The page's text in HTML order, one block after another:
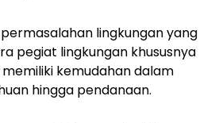
lingkungan yang
pegiat lingkungan khususnya
kemudahan dalam
hingga pendanaan.